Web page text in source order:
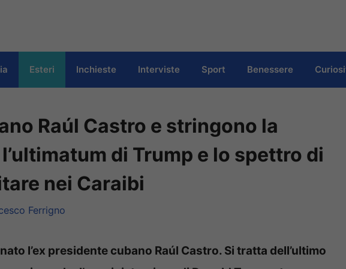
Esteri Inchieste Interviste Sport Benessere
Raúl Castro e stringono la
di Trump e lo spettro di
nei Caraibi
Ferrigno
l’ex presidente cubano Raúl Castro. Si tratta dell’ultimo